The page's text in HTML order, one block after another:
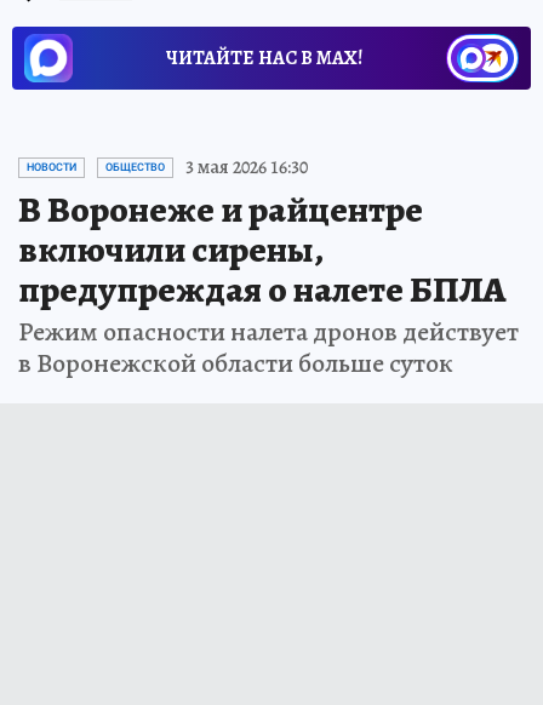
ЧИТАЙТЕ НАС В МАХ!
НОВОСТИ ОБЩЕСТВО 3 мая 2026 16:30
В Воронеже и райцентре
включили сирены,
предупреждая о налете БПЛА
Режим опасности налета дронов действует
в Воронежской области больше суток